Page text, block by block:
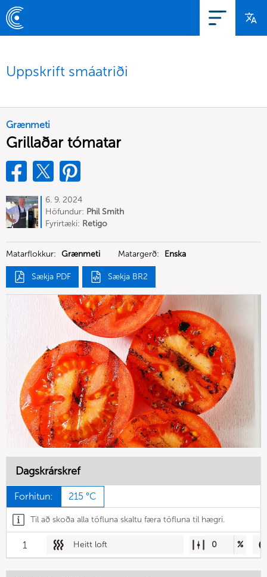
Uppskrift smáatriði
Grænmeti
Grillaðar tómatar
6. 9. 2024
Höfundur: Phil Smith
Fyrirtæki: Retigo
Matarflokkur: Grænmeti Matargerð: Enska
Sækja PDF Sækja BR2
Dagskrárskref
Forhitun: 215 °C
Til að skoða alla töfluna skaltu færa töfluna til hægri.
1 Heitt loft 0 %